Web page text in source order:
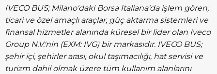
IVECO BUS; Milano'daki Borsa Italiana'da işlem gören;
ticari ve özel amaçlı araçlar, güç aktarma sistemleri ve
finansal hizmetler alanında küresel bir lider olan Iveco
Group N.V.'nin (EXM: IVG) bir markasıdır. IVECO BUS;
şehir içi, şehirler arası, okul taşımacılığı, hat servisi ve
turizm dahil olmak üzere tüm kullanım alanlarını